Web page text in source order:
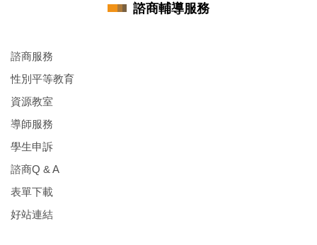
諮商輔導服務
諮商服務
性別平等教育
資源教室
導師服務
學生申訴
諮商Q & A
表單下載
好站連結